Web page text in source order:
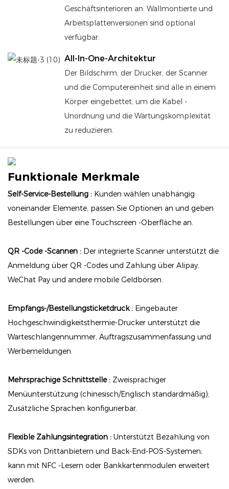
Geschäftsinterioren an. Wallmontierte und
Arbeitsplattenversionen sind optional
verfügbar.
All-In-One-Architektur
Der Bildschirm, der Drucker, der Scanner
und die Computereinheit sind alle in einem
Körper eingebettet, um die Kabel -
Unordnung und die Wartungskomplexität
zu reduzieren.
Funktionale Merkmale
Self-Service-Bestellung : Kunden wählen unabhängig
voneinander Elemente, passen Sie Optionen an und geben
Bestellungen über eine Touchscreen -Oberfläche an.
QR -Code -Scannen : Der integrierte Scanner unterstützt die
Anmeldung über QR -Codes und Zahlung über Alipay,
WeChat Pay und andere mobile Geldbörsen.
Empfangs-/Bestellungsticketdruck : Eingebauter
Hochgeschwindigkeitsthermie-Drucker unterstützt die
Warteschlangennummer, Auftragszusammenfassung und
Werbemeldungen.
Mehrsprachige Schnittstelle : Zweisprachiger
Menüunterstützung (chinesisch/Englisch standardmäßig);
Zusätzliche Sprachen konfigurierbar.
Flexible Zahlungsintegration : Unterstützt Bezahlung von
SDKs von Drittanbietern und Back-End-POS-Systemen;
kann mit NFC -Lesern oder Bankkartenmodulen erweitert
werden.